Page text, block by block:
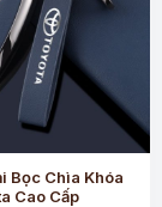
Bọc Chìa Khóa
Cao Cấp